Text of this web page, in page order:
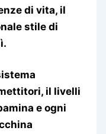
di vita, il
stile di
il livelli
e ogni